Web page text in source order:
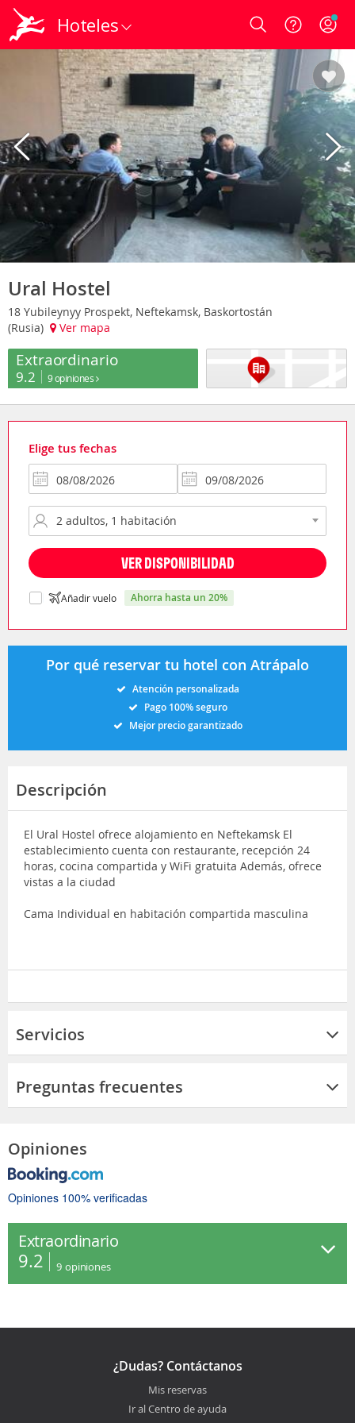
Hoteles Login
Ural Hostel
18 Yubileynyy Prospekt, Neftekamsk, Baskortostán
(Rusia)
Ver mapa
Extraordinario
9.2 9 opiniones
Elige tus fechas
VER DISPONIBILIDAD
Añadir vuelo ahorra hasta un 20%
Por qué reservar tu hotel con Atrápalo
Atención personalizada
Pago 100% seguro
Mejor precio garantizado
Descripción
El Ural Hostel ofrece alojamiento en Neftekamsk El
establecimiento cuenta con restaurante, recepción 24
horas, cocina compartida y WiFi gratuita Además, ofrece
vistas a la ciudad
Cama Individual en habitación compartida masculina
Servicios
Preguntas frecuentes
Opiniones
Opiniones 100% verificadas
Extraordinario
9.2 9 opiniones
¿Dudas? Contáctanos
Mis reservas
Ir al Centro de ayuda